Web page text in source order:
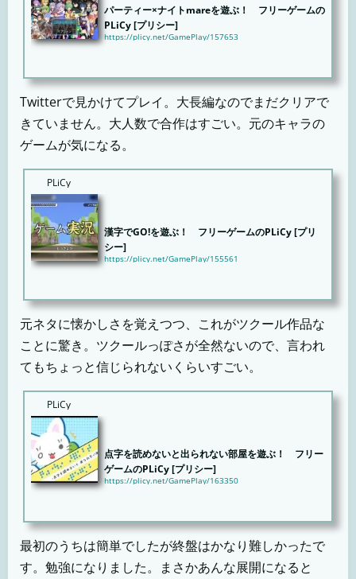
パーティー×ナイトmareを遊ぶ！ フリーゲームの
PLiCy [プリシー]
https://plicy.net/GamePlay/157653
ボリュー...
Twitterで見かけてプレイ。大長編なのでまだクリアで
きていません。大人数で合作はすごい。元のキャラの
ゲームが気になる。
PLiCy
漢字でGO!を遊ぶ！ フリーゲームのPLiCy [プリ
シー]
https://plicy.net/GamePlay/155561
ン(※)...
元ネタに懐かしさを覚えつつ、これがツクール作品な
ことに驚き。ツクールっぽさが全然ないので、言われ
てもちょっと信じられないくらいすごい。
PLiCy
点字を読めないと出られない部屋を遊ぶ！ フリー
ゲームのPLiCy [プリシー]
https://plicy.net/GamePlay/163350
つで...
最初のうちは簡単でしたが終盤はかなり難しかったで
す。勉強になりました。まさかあんな展開になると